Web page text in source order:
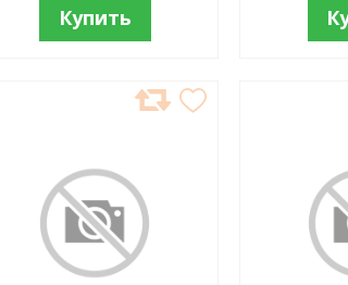
Купить